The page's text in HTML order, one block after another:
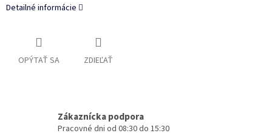
Detailné informácie
OPÝTAŤ SA ZDIEĽAŤ
Zákaznícka podpora
Pracovné dni od 08:30 do 15:30